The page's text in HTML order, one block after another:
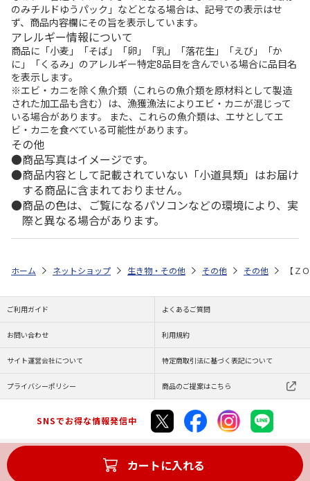
のみチルドゆうパック」などとなる場合は、記号での表示はせ
ず、商品内容欄にその旨を表示しています。
アレルギー情報について
商品に「小麦」「そば」「卵」「乳」「落花生」「えび」「か
に」「くるみ」のアレルギー特定8品目を含んでいる場合に品目名
を表示します。
※エビ・カニを除く魚介類（これらの魚介類を原材料として製造
された加工品も含む）は、漁獲漁法によりエビ・カニが混じって
いる場合があります。 また、これらの魚介類は、エサとしてエ
ビ・カニを食べている可能性があります。
その他
商品写真はイメージです。
商品内容として記載されていない「小道具類」はお届け
する商品に含まれておりません。
商品の色は、ご覧になるパソコンなどの環境により、実
際と異なる場合があります。
カートに入れる
ホーム ネットショップ 生き物・その他 その他 その他 【Ｚ
ご利用ガイド よくあるご質問
お問い合わせ 利用規約
サイト運営会社について 特定商取引法に基づく表記について
プライバシーポリシー 商品のご提案はこちら
SNSでお得な情報発信中